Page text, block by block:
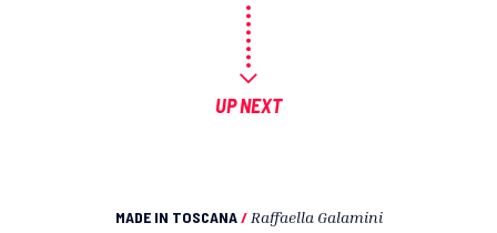
UP NEXT
MADE IN TOSCANA / Raffaella Galamini